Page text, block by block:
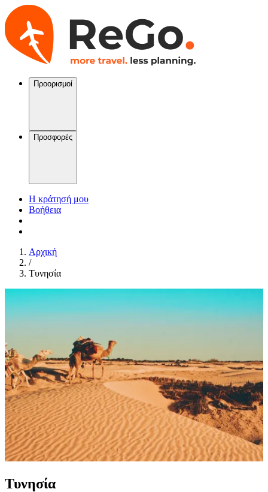
Προορισμοί
Προσφορές
Η κράτησή μου
Βοήθεια
Αρχική
/
Τυνησία
Τυνησία